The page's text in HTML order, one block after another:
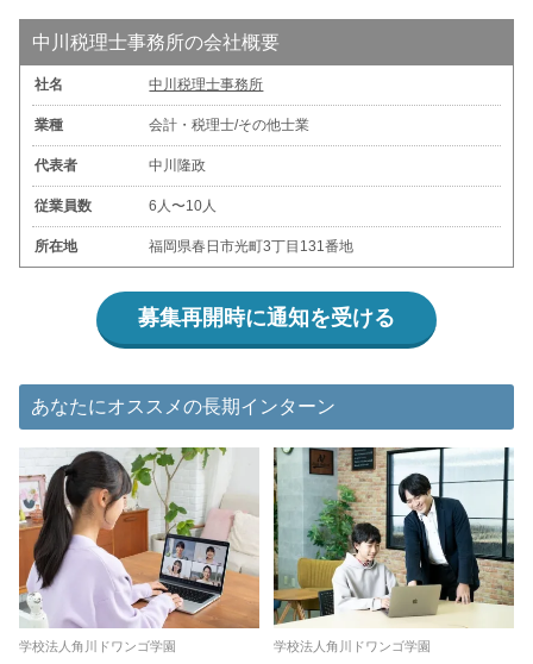
中川税理士事務所の会社概要
社名 中川税理士事務所
業種 会計・税理士/その他士業
代表者 中川隆政
従業員数 6人〜10人
所在地 福岡県春日市光町3丁目131番地
募集再開時に通知を受ける
あなたにオススメの長期インターン
学校法人角川ドワンゴ学園 学校法人角川ドワンゴ学園